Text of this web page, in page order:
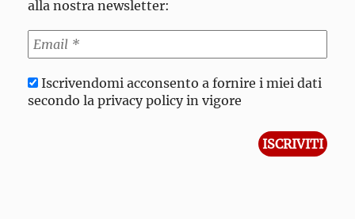
alla nostra newsletter:
Iscrivendomi acconsento a fornire i miei dati
secondo la privacy policy in vigore